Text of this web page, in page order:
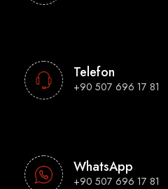
Telefon
+90 507 696 17 81
WhatsApp
+90 507 696 17 81